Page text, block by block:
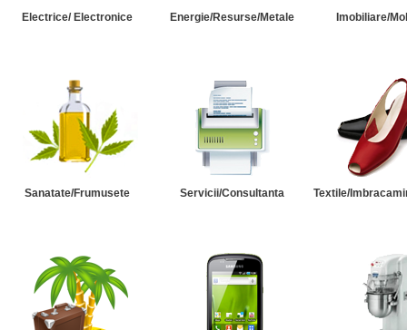
Electrice/ Electronice Energie/Resurse/Metale Imobiliare/
Sanatate/Frumusete Servicii/Consultanta Textile/